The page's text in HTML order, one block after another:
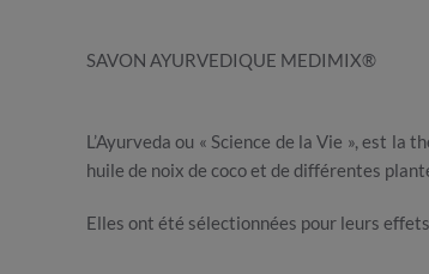
SAVON AYURVEDIQUE MEDIMIX®
L’Ayurveda ou « Science de la Vie », est
huile de noix de coco et de différentes
Elles ont été sélectionnées pour leurs